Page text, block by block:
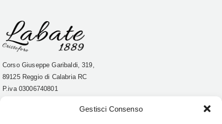
Gestisci Consenso
Corso Giuseppe Garibaldi, 319,
89125 Reggio di Calabria RC
P.iva 03006740801